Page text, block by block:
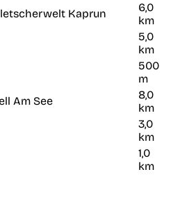
Kaprun
6,0
km
5,0
km
500
m
Am See
8,0
km
3,0
km
1,0
km